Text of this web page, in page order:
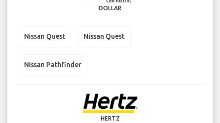
DOLLAR
Nissan Quest Nissan Quest
Nissan Pathfinder
HERTZ